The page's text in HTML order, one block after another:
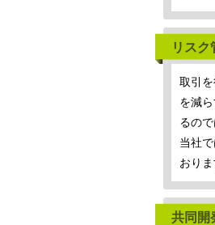
リスク
取引
を減
るの
当社
おり
共同開